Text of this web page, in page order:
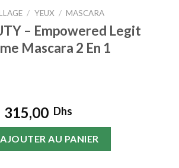
/ YEUX / MASCARA
– Empowered Legit
Mascara 2 En 1
Le
prix
initial
était :
315,00 Dhs
prix
actuel
est :
AJOUTER AU PANIER